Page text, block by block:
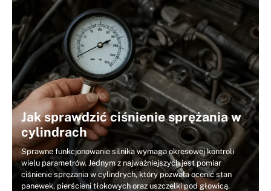
Jak sprawdzić ciśnienie sprężania w
cylindrach
Sprawne funkcjonowanie silnika wymaga okresowej kontroli
wielu parametrów. Jednym z najważniejszych jest pomiar
ciśnienie sprężania w cylindrych, który pozwala ocenić stan
panewek, pierścieni tłokowych oraz uszczelki pod głowicą.